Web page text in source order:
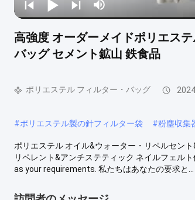
高強度 オーダーメイドポリエス
バッグ セメント鉱山 鉄食品
ポリエステル フィルター・バッグ
#ポリエステル製の針フィルター袋 #粉塵収集
ポリエステル オイル&ウォーター・リペルセン
リペレント&アンチステティック ネイルフェル
as your requirements. 私たちはあなたの要求と...